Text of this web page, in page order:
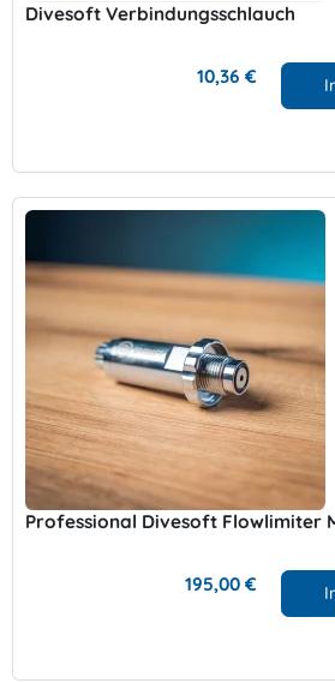
Divesoft Verbindungsschlauch
10,36 €
Professional Divesoft Flowlimiter
195,00 €